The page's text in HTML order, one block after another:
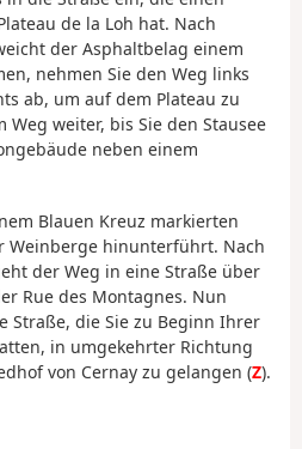
de la Loh hat. Nach
der Asphaltbelag einem
nehmen Sie den Weg links
ab, um auf dem Plateau zu
Weg weiter, bis Sie den Stausee
neben einem
Blauen Kreuz markierten
Weinberge hinunterführt. Nach
der Weg in eine Straße über
Rue des Montagnes. Nun
Straße, die Sie zu Beginn Ihrer
in umgekehrter Richtung
von Cernay zu gelangen (Z).